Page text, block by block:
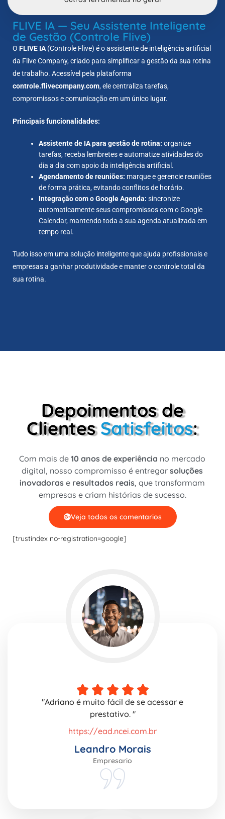
FLIVE IA — Seu Assistente Inteligente
de Gestão (Controle Flive)
O FLIVE IA (Controle Flive) é o assistente de inteligência artificial
da Flive Company, criado para simplificar a gestão da sua rotina
de trabalho. Acessível pela plataforma
controle.flivecompany.com, ele centraliza tarefas,
compromissos e comunicação em um único lugar.
Principais funcionalidades:
Assistente de IA para gestão de rotina: organize
tarefas, receba lembretes e automatize atividades do
dia a dia com apoio da inteligência artificial.
Agendamento de reuniões: marque e gerencie reuniões
de forma prática, evitando conflitos de horário.
Integração com o Google Agenda: sincronize
automaticamente seus compromissos com o Google
Calendar, mantendo toda a sua agenda atualizada em
tempo real.
Tudo isso em uma solução inteligente que ajuda profissionais e
empresas a ganhar produtividade e manter o controle total da
sua rotina.
Depoimentos de
ClientesSatisfeitos:
Com mais de10 anos de experiência no mercado
digital, nosso compromisso é entregarsoluções
inovadoras e resultados reais, que transformam
empresas e criam histórias de sucesso.
Veja todos os comentarios
[trustindex no-registration=google]
"Adriano é muito fácil de se acessar e
prestativo. "
https://ead.ncei.com.br
Leandro Morais
Empresario